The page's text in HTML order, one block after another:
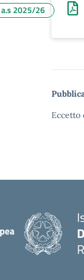
Eccetto
a.s 2025/26